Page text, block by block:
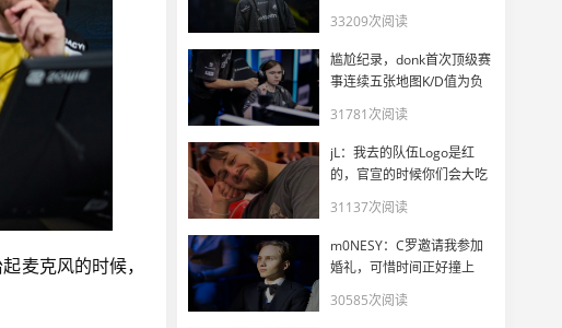
麦克风的时候，
33209次阅读
尴尬纪录，donk首次顶级赛
事连续五张地图K/D值为负
31781次阅读
jL：我去的队伍Logo是红
的，官宣的时候你们会大吃
31137次阅读
m0NESY：C罗邀请我参加
婚礼，可惜时间正好撞上
30585次阅读